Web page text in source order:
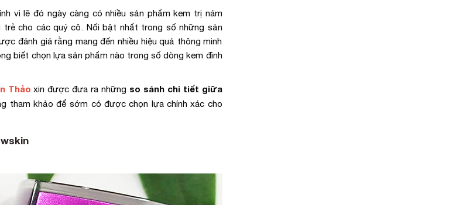
vì lẽ đó ngày càng có nhiều sản phẩm kem trị nám
cho các quý cô. Nổi bật nhất trong số những sản
đánh giá rằng mang đến nhiều hiệu quả thông minh
biết chọn lựa sản phẩm nào trong số dòng kem đình
Thảo xin được đưa ra những so sánh chi tiết giữa
tham khảo để sớm có được chọn lựa chính xác cho